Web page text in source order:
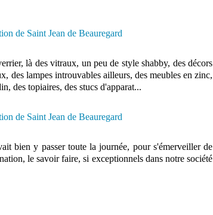
là des vitraux, un peu de style shabby, des décors
des lampes introuvables ailleurs, des meubles en zinc,
des topiaires, des stucs d'apparat...
bien y passer toute la journée, pour s'émerveiller de
le savoir faire, si exceptionnels dans notre société